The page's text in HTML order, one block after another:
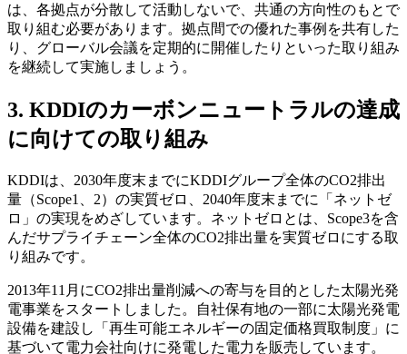
は、各拠点が分散して活動しないで、共通の方向性のもとで
取り組む必要があります。拠点間での優れた事例を共有した
り、グローバル会議を定期的に開催したりといった取り組み
を継続して実施しましょう。
3. KDDIのカーボンニュートラルの達成
に向けての取り組み
KDDIは、2030年度末までにKDDIグループ全体のCO2排出
量（Scope1、2）の実質ゼロ、2040年度末までに「ネットゼ
ロ」の実現をめざしています。ネットゼロとは、Scope3を含
んだサプライチェーン全体のCO2排出量を実質ゼロにする取
り組みです。
2013年11月にCO2排出量削減への寄与を目的とした太陽光発
電事業をスタートしました。自社保有地の一部に太陽光発電
設備を建設し「再生可能エネルギーの固定価格買取制度」に
基づいて電力会社向けに発電した電力を販売しています。